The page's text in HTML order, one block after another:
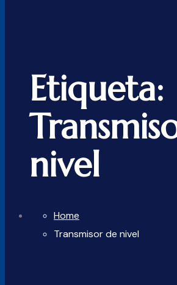
Etiqueta:
nivel
Home
Transmisor de nivel